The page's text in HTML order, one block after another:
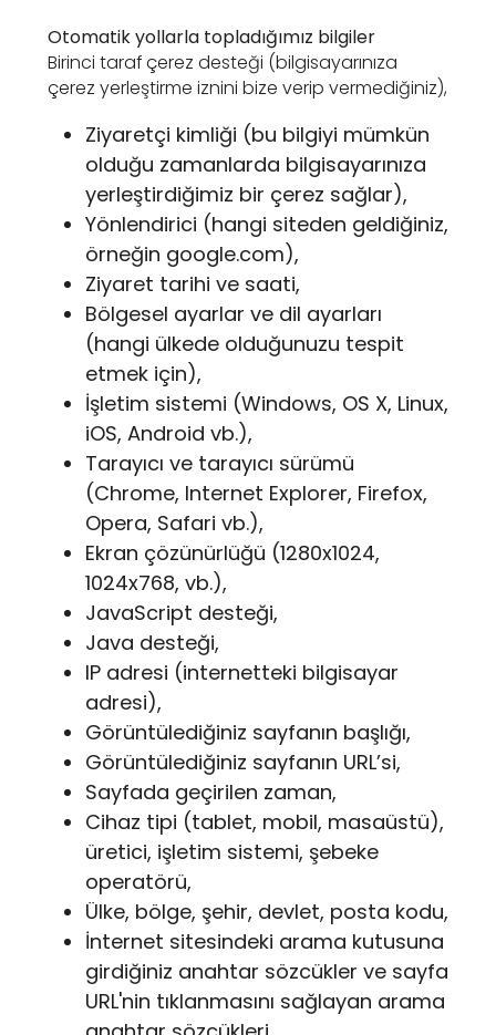
Otomatik yollarla topladığımız bilgiler
Birinci taraf çerez desteği (bilgisayarınıza
çerez yerleştirme iznini bize verip vermediğiniz),
Ziyaretçi kimliği (bu bilgiyi mümkün
olduğu zamanlarda bilgisayarınıza
yerleştirdiğimiz bir çerez sağlar),
Yönlendirici (hangi siteden geldiğiniz,
örneğin google.com),
Ziyaret tarihi ve saati,
Bölgesel ayarlar ve dil ayarları
(hangi ülkede olduğunuzu tespit
etmek için),
İşletim sistemi (Windows, OS X, Linux,
iOS, Android vb.),
Tarayıcı ve tarayıcı sürümü
(Chrome, Internet Explorer, Firefox,
Opera, Safari vb.),
Ekran çözünürlüğü (1280x1024,
1024x768, vb.),
JavaScript desteği,
Java desteği,
IP adresi (internetteki bilgisayar
adresi),
Görüntülediğiniz sayfanın başlığı,
Görüntülediğiniz sayfanın URL’si,
Sayfada geçirilen zaman,
Cihaz tipi (tablet, mobil, masaüstü),
üretici, işletim sistemi, şebeke
operatörü,
Ülke, bölge, şehir, devlet, posta kodu,
İnternet sitesindeki arama kutusuna
girdiğiniz anahtar sözcükler ve sayfa
URL'nin tıklanmasını sağlayan arama